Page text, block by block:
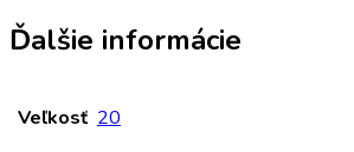
Ďalšie informácie
Veľkosť 20